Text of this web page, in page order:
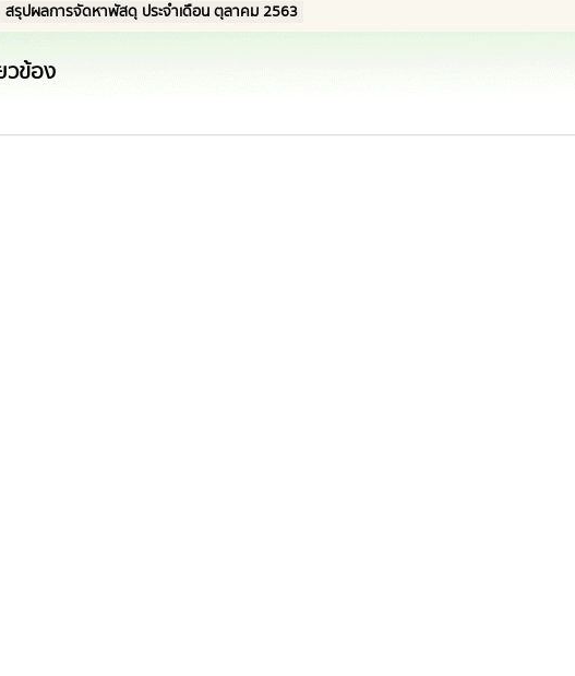
สรุปผลการจัดหาพัสดุ ประจำเดือน ตุลาคม 2563
วข้อง